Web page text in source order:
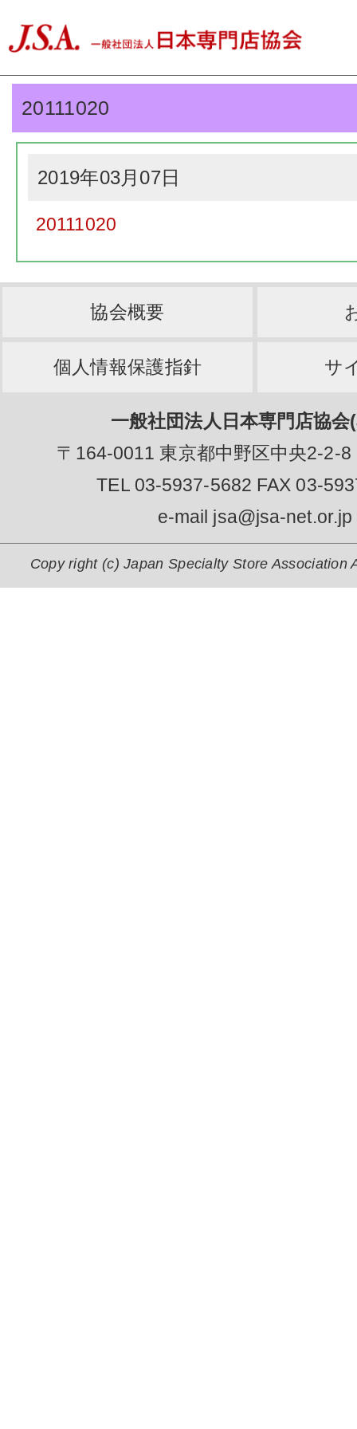
20111020
2019年03月07日
20111020
協会概要
個人情報保護指針 サ
一般社団法人日本専門店協
〒164-0011 東京都中野区中央2-2-
TEL 03-5937-5682 FAX 03-
e-mail jsa@jsa-net.or.jp
Copy right (c) Japan Specialty Store Association